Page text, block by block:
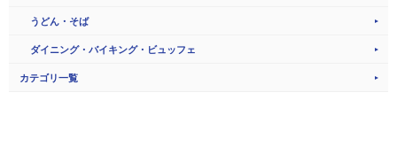
うどん・そば
ダイニング・バイキング・ビュッフェ
カテゴリ一覧